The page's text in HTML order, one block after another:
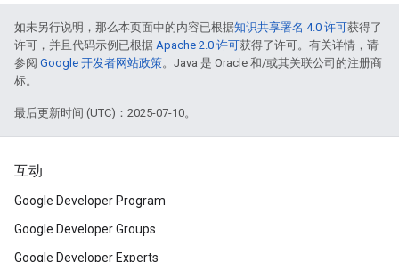
如未另行说明，那么本页面中的内容已根据知识共享署名 4.0 许可获得了
许可，并且代码示例已根据 Apache 2.0 许可获得了许可。有关详情，请
参阅 Google 开发者网站政策。Java 是 Oracle 和/或其关联公司的注册商
标。
最后更新时间 (UTC)：2025-07-10。
互动
Google Developer Program
Google Developer Groups
Google Developer Experts